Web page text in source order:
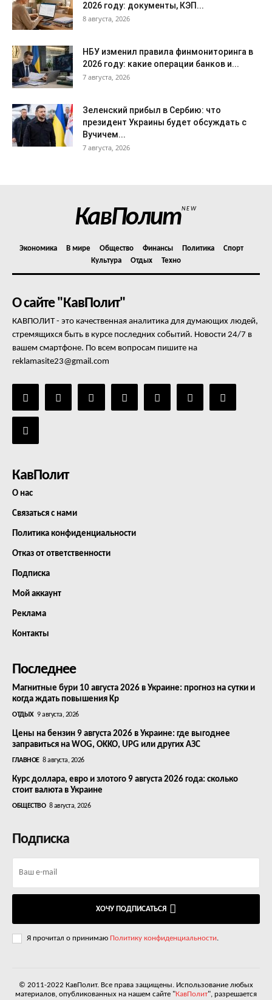
2026 году: документы, КЭП...
8 августа, 2026
НБУ изменил правила финмониторинга в
2026 году: какие операции банков и...
7 августа, 2026
Зеленский прибыл в Сербию: что
президент Украины будет обсуждать с
Вучичем...
7 августа, 2026
КавПолитNEW
Экономика В мире Общество Финансы Политика
Спорт
Культура
Отдых Техно
О сайте "КавПолит"
КАВПОЛИТ - это качественная аналитика для думающих людей,
стремящихся быть в курсе последних событий. Новости 24/7 в
вашем смартфоне. По всем вопросам пишите на
reklamasite23@gmail.com
КавПолит
О нас
Связаться с нами
Политика конфиденциальности
Отказ от ответственности
Подписка
Мой аккаунт
Реклама
Контакты
Последнее
Магнитные бури 10 августа 2026 в Украине: прогноз на сутки и
когда ждать повышения Kp
ОТДЫХ 9 августа, 2026
Цены на бензин 9 августа 2026 в Украине: где выгоднее
заправиться на WOG, OKKO, UPG или других АЗС
ГЛАВНОЕ 8 августа, 2026
Курс доллара, евро и злотого 9 августа 2026 года: сколько
стоит валюта в Украине
ОБЩЕСТВО 8 августа, 2026
Подписка
ХОЧУ ПОДПИСАТЬСЯ
Я прочитал о принимаю Политику конфиденциальности.
© 2011-2022 КавПолит. Все права защищены. Использование любых
материалов, опубликованных на нашем сайте "КавПолит", разрешается